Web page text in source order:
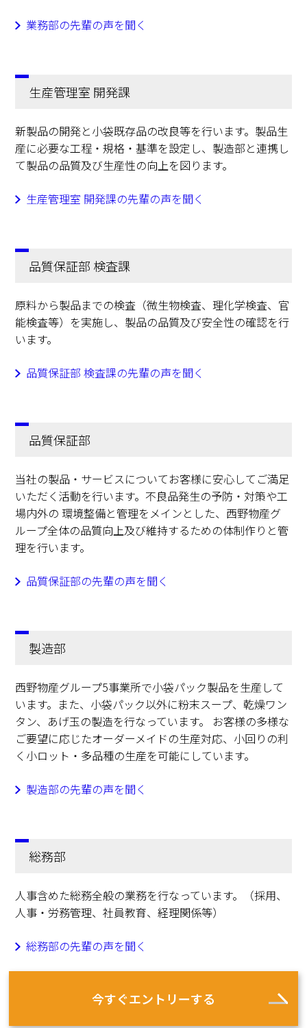
業務部の先輩の声を聞く
生産管理室 開発課
新製品の開発と小袋既存品の改良等を行います。製品生
産に必要な工程・規格・基準を設定し、製造部と連携し
て製品の品質及び生産性の向上を図ります。
生産管理室 開発課の先輩の声を聞く
品質保証部 検査課
原料から製品までの検査（微生物検査、理化学検査、官
能検査等）を実施し、製品の品質及び安全性の確認を行
います。
品質保証部 検査課の先輩の声を聞く
品質保証部
当社の製品・サービスについてお客様に安心してご満足
いただく活動を行います。不良品発生の予防・対策や工
場内外の 環境整備と管理をメインとした、西野物産グ
ループ全体の品質向上及び維持するための体制作りと管
理を行います。
品質保証部の先輩の声を聞く
製造部
西野物産グループ5事業所で小袋パック製品を生産して
います。また、小袋パック以外に粉末スープ、乾燥ワン
タン、あげ玉の製造を行なっています。 お客様の多様な
ご要望に応じたオーダーメイドの生産対応、小回りの利
く小ロット・多品種の生産を可能にしています。
製造部の先輩の声を聞く
総務部
人事含めた総務全般の業務を行なっています。（採用、
人事・労務管理、社員教育、経理関係等）
総務部の先輩の声を聞く
今すぐエントリーする